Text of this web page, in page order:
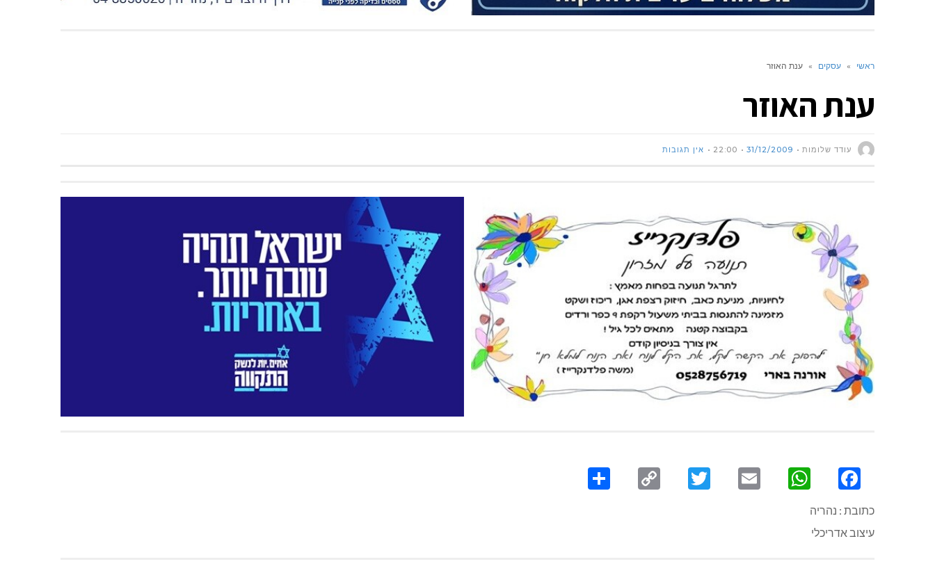
ראשי » עסקים » ענת האוזר
ענת האוזר
עודד שלומות 31/12/2009
22:00 אין תגובות
Facebook
WhatsApp
Email
Twitter
Copy
כתובת : נהריה
עיצוב אדריכלי